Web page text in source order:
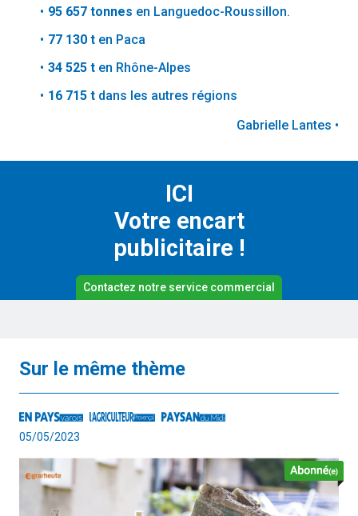
95 657 tonnes en Languedoc-Roussillon.
77 130 t en Paca
34 525 t en Rhône-Alpes
16 715 t dans les autres régions
Gabrielle Lantes •
ICI
Votre encart
publicitaire !
Contactez notre service commercial
Sur le même thème
05/05/2023